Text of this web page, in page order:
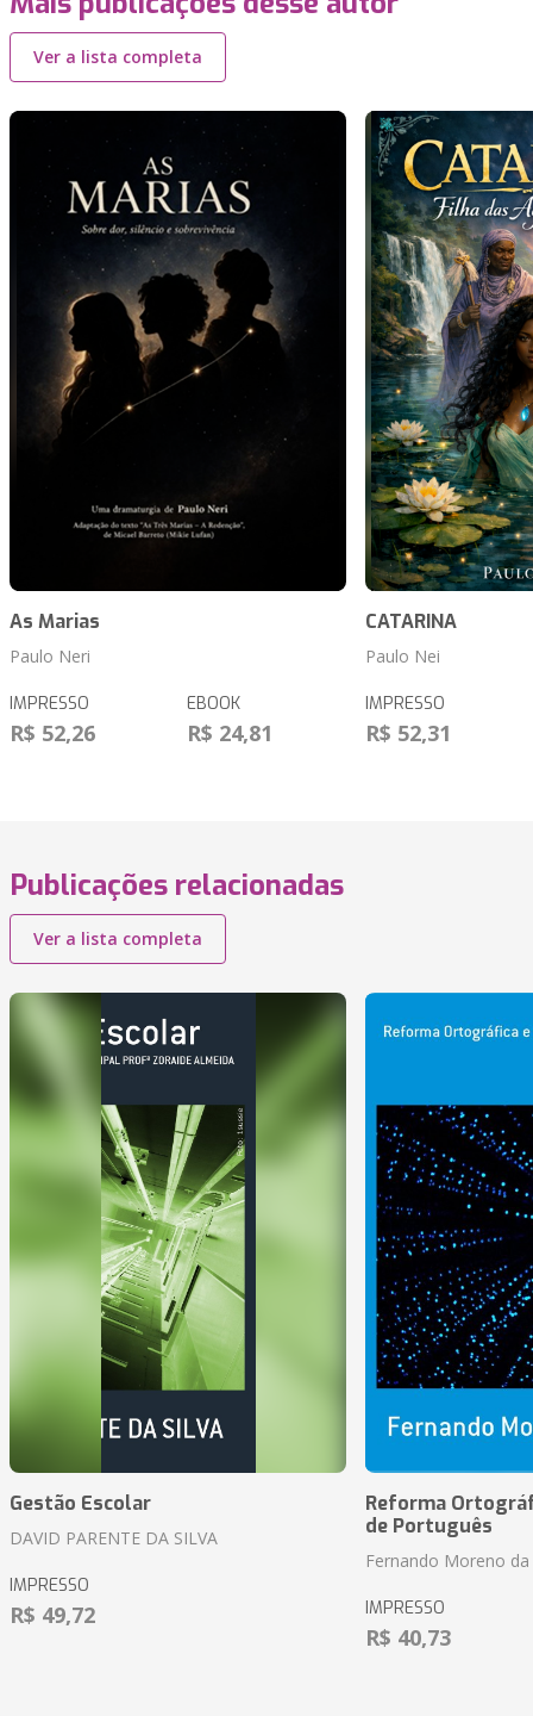
Ver a lista completa
As Marias
Paulo Neri
IMPRESSO
R$ 52,26
EBOOK
R$ 24,81
CATARINA
Paulo Nei
IMPRESSO
R$ 52,31
Publicações relacionadas
Ver a lista completa
Gestão Escolar
DAVID PARENTE DA SILVA
IMPRESSO
R$ 49,72
Reforma
de Português
Fernando Moreno da
IMPRESSO
R$ 40,73